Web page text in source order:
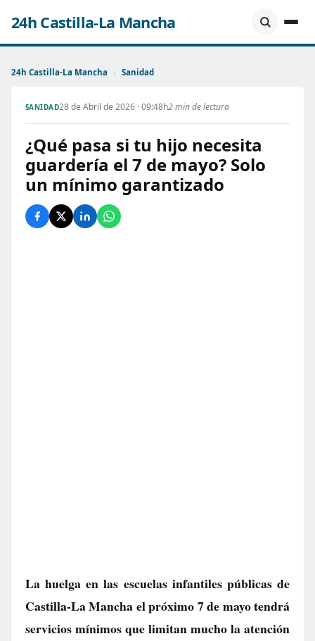
24h Castilla-La Mancha
24h Castilla-La Mancha › Sanidad
SANIDAD28 de Abril de 2026 · 09:48h2 min de lectura
¿Qué pasa si tu hijo necesita
guardería el 7 de mayo? Solo
un mínimo garantizado
La huelga en las escuelas infantiles públicas de
Castilla-La Mancha el próximo 7 de mayo tendrá
servicios mínimos que limitan mucho la atención